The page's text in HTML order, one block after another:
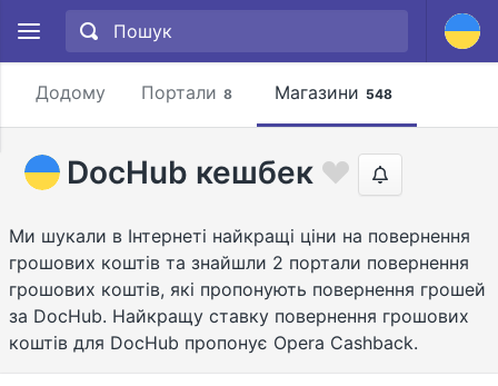
Додому Портали 8 Магазини 548
DocHub кешбек
Ми шукали в Інтернеті найкращі ціни на повернення
грошових коштів та знайшли 2 портали повернення
грошових коштів, які пропонують повернення грошей
за DocHub. Найкращу ставку повернення грошових
коштів для DocHub пропонує Opera Cashback.